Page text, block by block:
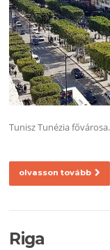
Tunisz Tunézia
olvasson tovább
Riga